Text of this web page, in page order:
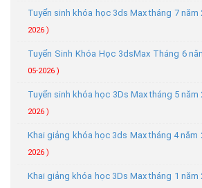
Tuyển sinh khóa học 3ds Max tháng 7 năm
2026 )
Tuyển Sinh Khóa Học 3dsMax Tháng 6
05-2026 )
Tuyển sinh khóa học 3Ds Max tháng 5 năm
2026 )
Khai giảng khóa học 3ds Max tháng 4 năm
2026 )
Khai giảng khóa học 3Ds Max tháng 1 năm